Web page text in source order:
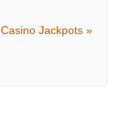
Casino Jackpots »